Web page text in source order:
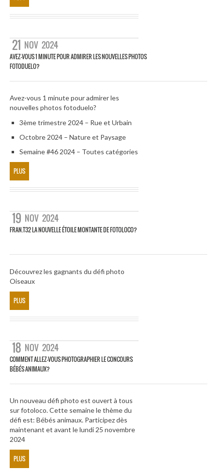
21 NOV 2024
AVEZ-VOUS 1 MINUTE POUR ADMIRER LES NOUVELLES PHOTOS
FOTODUELO?
Avez-vous 1 minute pour admirer les
nouvelles photos fotoduelo?
3ème trimestre 2024 – Rue et Urbain
Octobre 2024 – Nature et Paysage
Semaine #46 2024 – Toutes catégories
PLUS
19 NOV 2024
FRAN.T32 LA NOUVELLE ÉTOILE MONTANTE DE FOTOLOCO?
Découvrez les gagnants du défi photo
Oiseaux
PLUS
18 NOV 2024
COMMENT ALLEZ-VOUS PHOTOGRAPHIER LE CONCOURS
BÉBÉS ANIMAUX?
Un nouveau défi photo est ouvert à tous
sur fotoloco. Cette semaine le thème du
défi est: Bébés animaux. Participez dès
maintenant et avant le lundi 25 novembre
2024
PLUS